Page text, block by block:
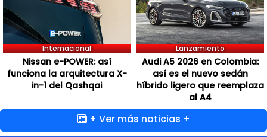
Internacional
Nissan e-POWER: así
funciona la arquitectura X-
in-1 del Qashqai
Lanzamiento
Audi A5 2026 en Colombia:
así es el nuevo sedán
híbrido ligero que reemplaza
al A4
+ Ver más noticias +